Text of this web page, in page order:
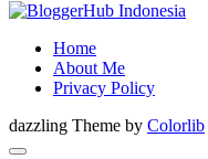
Home
About Me
Privacy Policy
dazzling Theme by Colorlib